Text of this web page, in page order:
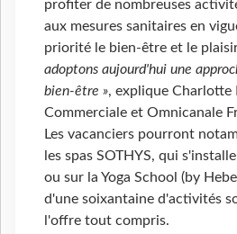
profiter de nombreuses
aux mesures sanitaires en
priorité le bien-être et le
adoptons aujourd'hui une
bien-être », explique
Commerciale et Omnicanale
Les vacanciers pourront
les spas SOTHYS, qui
ou sur la Yoga School (by
d'une soixantaine d'activités
l'offre tout compris.